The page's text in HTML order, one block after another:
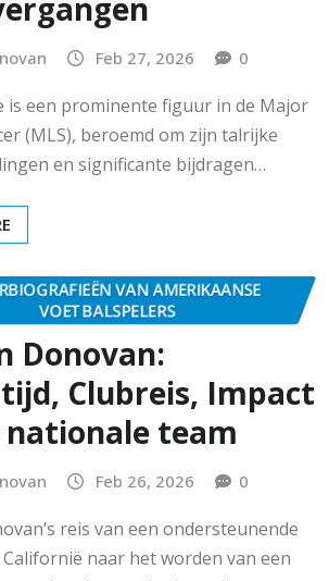
Feb 27, 2026 0
is een prominente figuur in de Major
(MLS), beroemd om zijn talrijke
en significante bijdragen…
VAN AMERIKAANSE
VOETBALSPELERS
Donovan:
Clubreis, Impact
team
Feb 26, 2026 0
reis van een ondersteunende
naar het worden van een